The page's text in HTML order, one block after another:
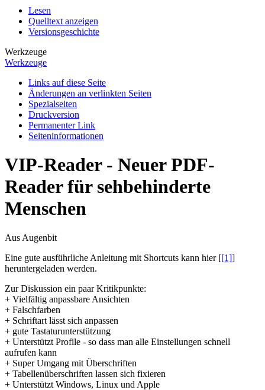
Lesen
Quelltext anzeigen
Versionsgeschichte
Werkzeuge
Werkzeuge
Links auf diese Seite
Änderungen an verlinkten Seiten
Spezialseiten
Druckversion
Permanenter Link
Seiten­­informationen
VIP-Reader - Neuer PDF-
Reader für sehbehinderte
Menschen
Aus Augenbit
Eine gute ausführliche Anleitung mit Shortcuts kann hier [[1]]
heruntergeladen werden.
Zur Diskussion ein paar Kritikpunkte:
+ Vielfältig anpassbare Ansichten
+ Falschfarben
+ Schriftart lässt sich anpassen
+ gute Tastaturunterstützung
+ Unterstützt Profile - so dass man alle Einstellungen schnell
aufrufen kann
+ Super Umgang mit Überschriften
+ Tabellenüberschriften lassen sich fixieren
+ Unterstützt Windows, Linux und Apple